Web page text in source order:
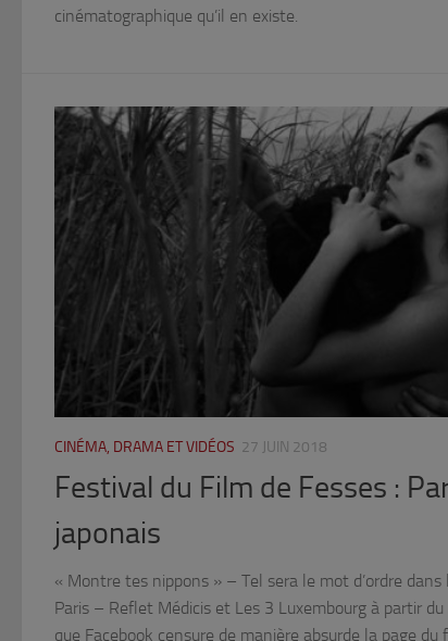
cinématographique qu’il en existe.
CINÉMA, DRAMA ET VIDÉOS 27 JUIN 2018
Festival du Film de Fesses :
japonais
« Montre tes nippons » – Tel sera le mot d’ordre
Paris – Reflet Médicis et Les 3 Luxembourg à partir
que Facebook censure de manière absurde la page